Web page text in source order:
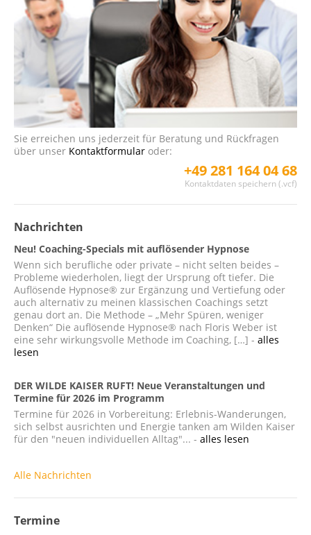
Sie erreichen uns jederzeit für Beratung und Rückfragen
über unser Kontaktformular oder:
+49 281 164 04 68
Kontaktdaten speichern (.vcf)
Nachrichten
Neu! Coaching-Specials mit auflösender Hypnose
Wenn sich berufliche oder private – nicht selten beides –
Probleme wiederholen, liegt der Ursprung oft tiefer. Die
Auflösende Hypnose® zur Ergänzung und Vertiefung oder
auch alternativ zu meinen klassischen Coachings setzt
genau dort an. Die Methode – „Mehr Spüren, weniger
Denken“ Die auflösende Hypnose® nach Floris Weber ist
eine sehr wirkungsvolle Methode im Coaching, […] - alles
lesen
DER WILDE KAISER RUFT! Neue Veranstaltungen und
Termine für 2026 im Programm
Termine für 2026 in Vorbereitung: Erlebnis-Wanderungen,
sich selbst ausrichten und Energie tanken am Wilden Kaiser
für den "neuen individuellen Alltag"... - alles lesen
Alle Nachrichten
Termine